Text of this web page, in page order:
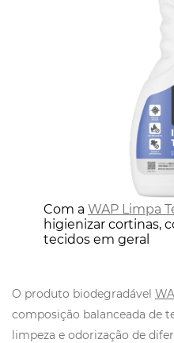
Com a WAP Limpa
higienizar cortinas,
tecidos em geral
O produto biodegradável
composição balanceada de
limpeza e odorização de